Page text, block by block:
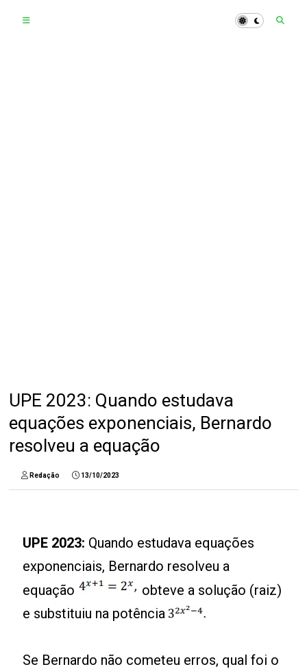
UPE 2023: Quando estudava
equações exponenciais, Bernardo
resolveu a equação
Redação 13/10/2023
UPE 2023: Quando estudava equações
exponenciais, Bernardo resolveu a
equação
obteve a solução (raiz)
e substituiu na potência
Se Bernardo não cometeu erros, qual foi o